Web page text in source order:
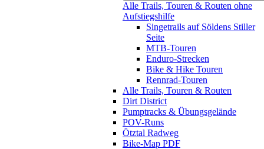
Alle Trails, Touren & Routen ohne
Aufstiegshilfe
Singetrails auf Söldens Stiller
Seite
MTB-Touren
Enduro-Strecken
Bike & Hike Touren
Rennrad-Touren
Alle Trails, Touren & Routen
Dirt District
Pumptracks & Übungsgelände
POV-Runs
Ötztal Radweg
Bike-Map PDF